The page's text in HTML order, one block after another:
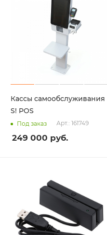
Кассы самообслуживания
S! POS
Под заказ Арт.: 161749
249 000 руб.